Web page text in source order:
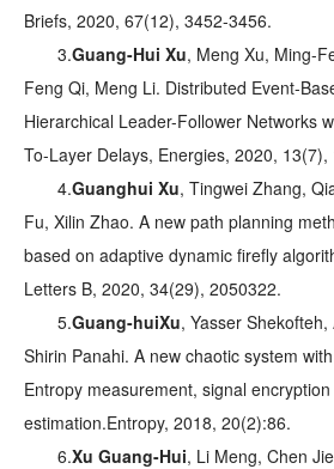
Briefs, 2020, 67(12), 3452-3456.
3.Guang-Hui Xu, Meng Xu, Ming-
Feng Qi, Meng Li. Distributed Event-
Hierarchical Leader-Follower Networks
To-Layer Delays, Energies, 2020, 13(7),
4.Guanghui Xu, Tingwei Zhang,
Fu, Xilin Zhao. A new path planning
based on adaptive dynamic firefly
Letters B, 2020, 34(29), 2050322.
5.Guang-huiXu, Yasser
Shirin Panahi. A new chaotic system
Entropy measurement, signal
estimation.Entropy, 2018, 20(2):86.
6.Xu Guang-Hui, Li Meng, Chen